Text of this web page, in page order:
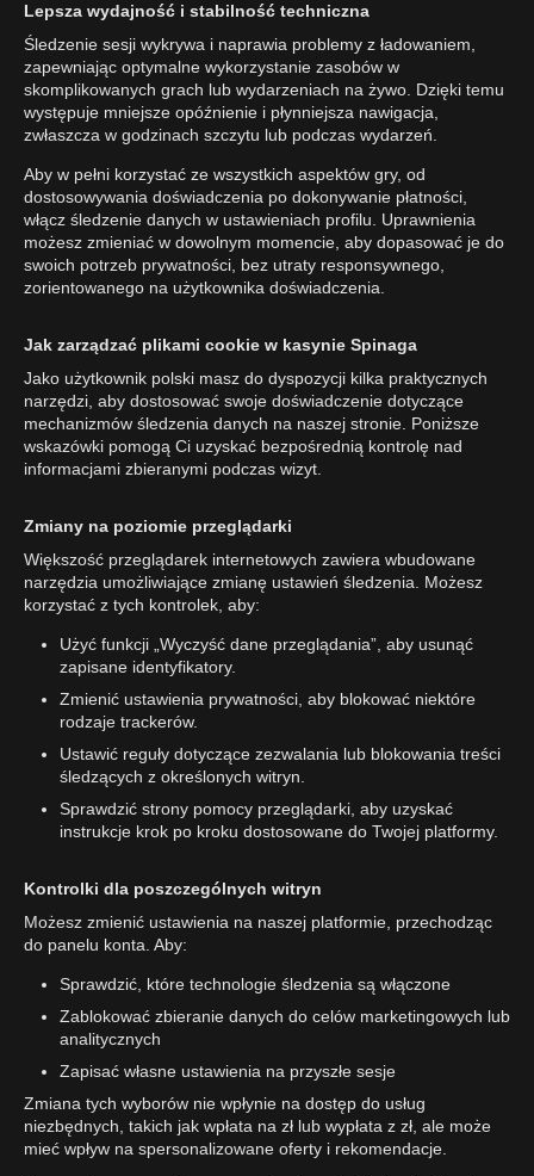
Lepsza wydajność i stabilność techniczna
Śledzenie sesji wykrywa i naprawia problemy z ładowaniem,
zapewniając optymalne wykorzystanie zasobów w
skomplikowanych grach lub wydarzeniach na żywo. Dzięki temu
występuje mniejsze opóźnienie i płynniejsza nawigacja,
zwłaszcza w godzinach szczytu lub podczas wydarzeń.
Aby w pełni korzystać ze wszystkich aspektów gry, od
dostosowywania doświadczenia po dokonywanie płatności,
włącz śledzenie danych w ustawieniach profilu. Uprawnienia
możesz zmieniać w dowolnym momencie, aby dopasować je do
swoich potrzeb prywatności, bez utraty responsywnego,
zorientowanego na użytkownika doświadczenia.
Jak zarządzać plikami cookie w kasynie Spinaga
Jako użytkownik polski masz do dyspozycji kilka praktycznych
narzędzi, aby dostosować swoje doświadczenie dotyczące
mechanizmów śledzenia danych na naszej stronie. Poniższe
wskazówki pomogą Ci uzyskać bezpośrednią kontrolę nad
informacjami zbieranymi podczas wizyt.
Zmiany na poziomie przeglądarki
Większość przeglądarek internetowych zawiera wbudowane
narzędzia umożliwiające zmianę ustawień śledzenia. Możesz
korzystać z tych kontrolek, aby:
Użyć funkcji „Wyczyść dane przeglądania”, aby usunąć
zapisane identyfikatory.
Zmienić ustawienia prywatności, aby blokować niektóre
rodzaje trackerów.
Ustawić reguły dotyczące zezwalania lub blokowania treści
śledzących z określonych witryn.
Sprawdzić strony pomocy przeglądarki, aby uzyskać
instrukcje krok po kroku dostosowane do Twojej platformy.
Kontrolki dla poszczególnych witryn
Możesz zmienić ustawienia na naszej platformie, przechodząc
do panelu konta. Aby:
Sprawdzić, które technologie śledzenia są włączone
Zablokować zbieranie danych do celów marketingowych lub
analitycznych
Zapisać własne ustawienia na przyszłe sesje
Zmiana tych wyborów nie wpłynie na dostęp do usług
niezbędnych, takich jak wpłata na zł lub wypłata z zł, ale może
mieć wpływ na spersonalizowane oferty i rekomendacje.